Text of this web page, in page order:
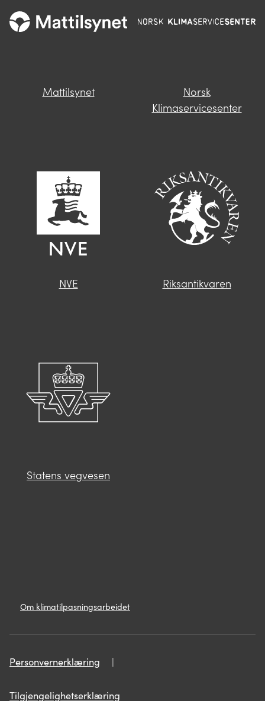
Mattilsynet
Norsk
Klimaservicesenter
NVE Riksantikvaren
Statens vegvesen
Lenker
Om
Om klimatilpasningsarbeidet
Personvern
Personvernerklæring
Personvernerklæring
Tilgjengelighetserklæring
Tilgjengelighetserklæring